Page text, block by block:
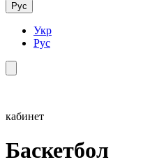
Рус
Укр
Рус
кабинет
Баскетбол